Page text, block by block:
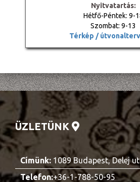
Nyitvatartás:
Hétfő-Péntek: 9-
Szombat: 9-13
Térkép /
ÜZLETÜNK
Címünk: 1089 Budapest, Delej
Telefon:+36-1-788-50-95